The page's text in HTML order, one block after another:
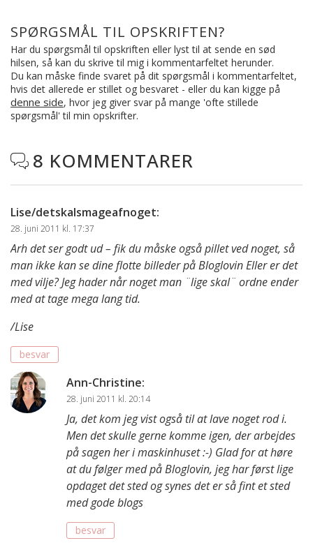
SPØRGSMÅL TIL OPSKRIFTEN?
Har du spørgsmål til opskriften eller lyst til at sende en sød
hilsen, så kan du skrive til mig i kommentarfeltet herunder.
Du kan måske finde svaret på dit spørgsmål i kommentarfeltet,
hvis det allerede er stillet og besvaret - eller du kan kigge på
denne side, hvor jeg giver svar på mange 'ofte stillede
spørgsmål' til min opskrifter.
 8 KOMMENTARER
Lise/detskalsmageafnoget:
28. juni 2011 kl. 17:37
Arh det ser godt ud – fik du måske også pillet ved noget, så
man ikke kan se dine flotte billeder på Bloglovin Eller er det
med vilje? Jeg hader når noget man ¨lige skal¨ ordne ender
med at tage mega lang tid.
/Lise
besvar
Ann-Christine:
28. juni 2011 kl. 20:14
Ja, det kom jeg vist også til at lave noget rod i.
Men det skulle gerne komme igen, der arbejdes
på sagen her i maskinhuset :-) Glad for at høre
at du følger med på Bloglovin, jeg har først lige
opdaget det sted og synes det er så fint et sted
med gode blogs
besvar